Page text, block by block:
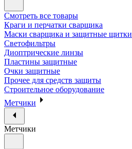
Смотреть все товары
Краги и перчатки сварщика
Маски сварщика и защитные щитки
Светофильтры
Диоптрические линзы
Пластины защитные
Очки защитные
Прочее для средств защиты
Строительное оборудование
Метчики
Метчики